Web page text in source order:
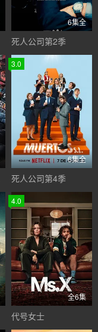
6集全
死人公司第2季
3.0
6集全
死人公司第4季
4.0
全6集
代号女士